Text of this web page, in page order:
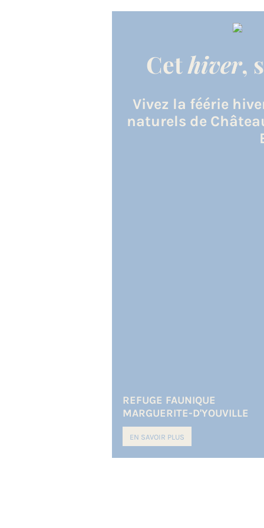
Cethiver,
Vivez la féérie
naturels de
REFUGE FAUNIQUE
MARGUERITE-D'YOUVILLE
EN SAVOIR PLUS